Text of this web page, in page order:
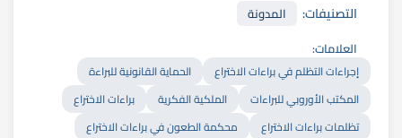
التصنيفات:
المدونة
العلامات:
إجراءات التظلم في براءات الاختراع
الحماية القانونية للبراءة
المكتب الأوروبي للبراءات
الملكية الفكرية
براءات الاختراع
تظلمات براءات الاختراع
محكمة الطعون في براءات الاختراع